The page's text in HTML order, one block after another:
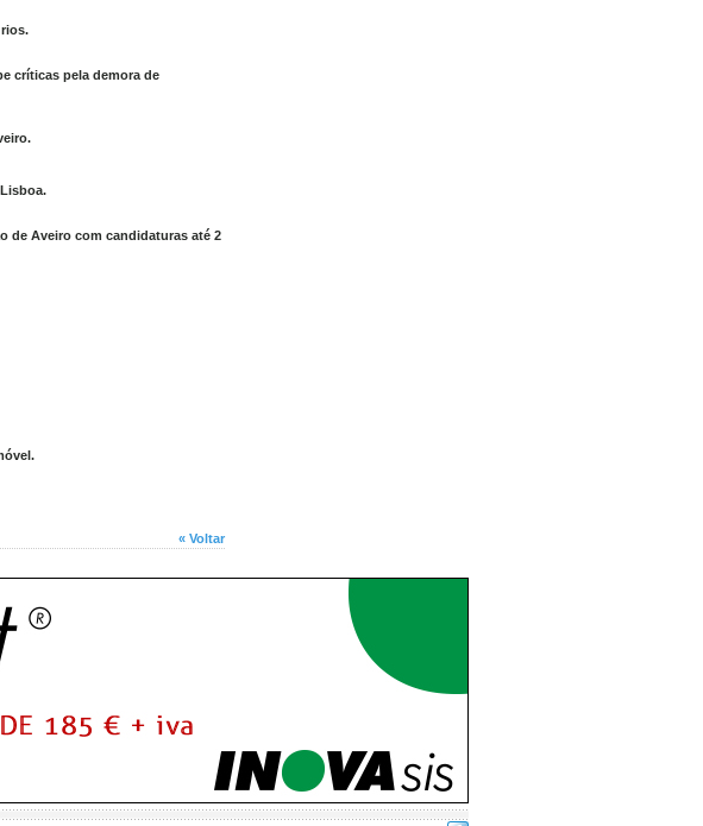
críticas pela demora de
de Aveiro com candidaturas até 2
« Voltar